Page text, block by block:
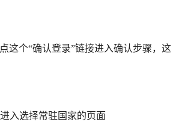
这个“确认登录”链接进入确认步骤，这
入选择常驻国家的页面